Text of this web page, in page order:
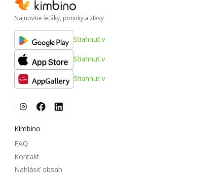
Najnovšie letáky, ponuky a zľavy
Stiahnuť v
Stiahnuť v
Stiahnuť v
Kimbino
FAQ
Kontakt
Nahlásiť obsah